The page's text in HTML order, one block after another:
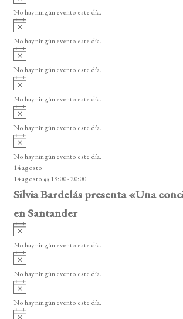
o
v
i
o
No hay ningún evento este día.
A
v
i
o
No hay ningún evento este día.
A
v
i
o
No hay ningún evento este día.
A
v
i
o
No hay ningún evento este día.
A
v
i
o
No hay ningún evento este día.
A
v
i
s
o
No hay ningún evento este día.
14 agosto
14 agosto @ 19:00-20:00
Silvia Bardelás presenta «Una
en Santander
A
v
i
o
No hay ningún evento este día.
A
v
i
o
No hay ningún evento este día.
A
v
i
No hay ningún evento este día.
A